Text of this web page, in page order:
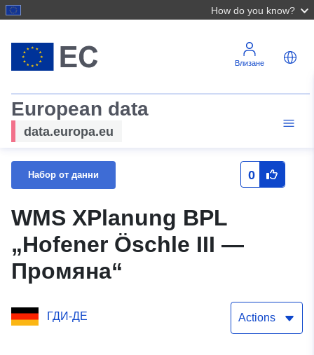
How do you know?
Влизане
European data
data.europa.eu
Набор от данни 0
WMS XPlanung BPL
„Hofener Öschle III —
Промяна“
ГДИ-ДЕ Actions